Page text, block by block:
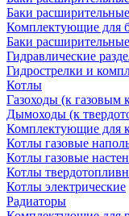
Баки
Комплектующие для
Баки
Гидравлические
Гидрострелки и
Котлы
Газоходы (к газовым
Дымоходы (к
Комплектующие для
Котлы газовые
Котлы газовые
Котлы
Котлы электрические
Радиаторы